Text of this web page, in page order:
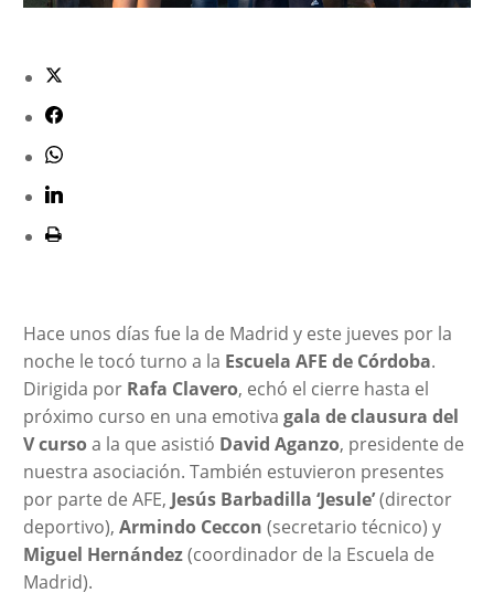
Hace unos días fue la de Madrid y este jueves por la
noche le tocó turno a la Escuela AFE de Córdoba.
Dirigida por Rafa Clavero, echó el cierre hasta el
próximo curso en una emotiva gala de clausura del
V cursoa la que asistió David Aganzo, presidente de
nuestra asociación. También estuvieron presentes
por parte de AFE, Jesús Barbadilla ‘Jesule’(director
deportivo), Armindo Ceccon (secretario técnico) y
Miguel Hernández(coordinador de la Escuela de
Madrid).